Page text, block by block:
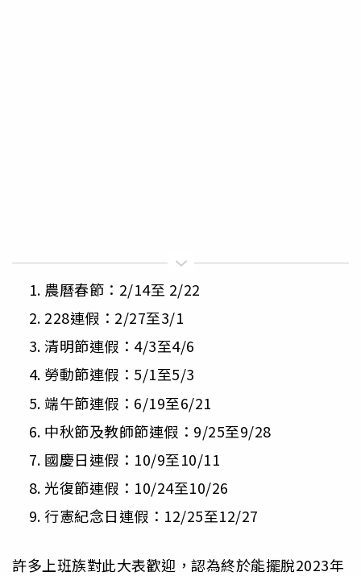
農曆春節：2/14至 2/22
228連假：2/27至3/1
清明節連假：4/3至4/6
勞動節連假：5/1至5/3
端午節連假：6/19至6/21
中秋節及教師節連假：9/25至9/28
國慶日連假：10/9至10/11
光復節連假：10/24至10/26
行憲紀念日連假：12/25至12/27
許多上班族對此大表歡迎，認為終於能擺脫2023年